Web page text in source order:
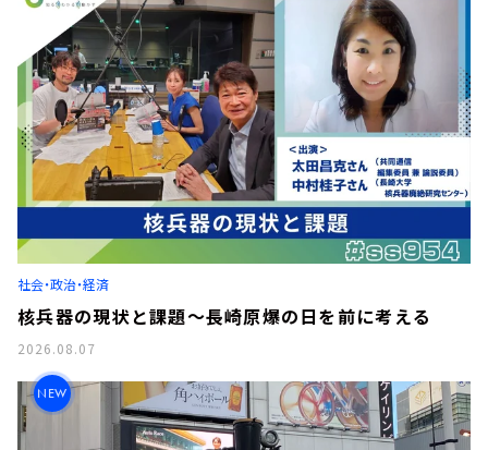
社会・政治・経済
核兵器の現状と課題～長崎原爆の日を前に考える
2026.08.07
NEW